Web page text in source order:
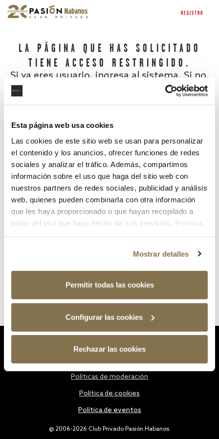
Esta página web usa cookies
Las cookies de este sitio web se usan para personalizar
el contenido y los anuncios, ofrecer funciones de redes
sociales y analizar el tráfico. Además, compartimos
información sobre el uso que haga del sitio web con
nuestros partners de redes sociales, publicidad y análisis
web, quienes pueden combinarla con otra información
que les haya proporcionado o que hayan recopilado a
partir del uso que haya hecho de sus servicios. Política
Mostrar detalles
Permitir todas las cookies
Configurar las cookies
Rechazar las cookies
REGISTRO
LA PÁGINA QUE HAS SOLICITADO
TIENE ACCESO RESTRINGIDO.
Si ya eres usuario, ingresa al sistema. Si no,
¿Has olvidado tu contraseña?
@ 2006-2026 Club Privado Pasión Habanos.
Políticas de moderación
Política de cookies
Política de eventos